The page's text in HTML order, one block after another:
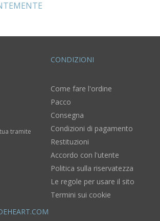
tramite
CONDIZIONI
Come fare l'ordine
Pacco
Consegna
Condizioni di pagamento
Restituzioni
Accordo con l'utente
Politica sulla riservatezza
Le regole per usare il sito
Termini sui cookie